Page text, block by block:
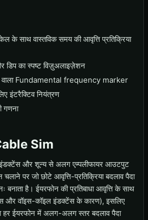
के साथ वास्तविक समय की आवृत्ति प्रतिक्रिया
डिप का स्पष्ट विज़ुअलाइज़ेशन
Fundamental frequency marker
इंटरैक्टिव नियंत्रण
गणना
Sim
इंडक्टेंस और शून्य से अलग एम्पलीफायर आउटपुट
चलाने पर जो छोटे आवृत्ति-प्रतिक्रिया बदलाव पैदा
बनाता है। ईयरफोन की प्रतिबाधा आवृत्ति के साथ
और वॉइस-कॉइल इंडक्टेंस के कारण), इसलिए
हर ईयरफोन में अलग-अलग स्तर बदलाव पैदा